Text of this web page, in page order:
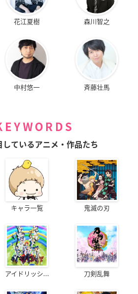
花江夏樹 森川智之
中村悠一 斉藤壮馬
しているアニメ・作品たち
キャラ一覧 鬼滅の刃
アイドリッシ... 刀剣乱舞